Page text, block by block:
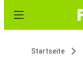
Startseite